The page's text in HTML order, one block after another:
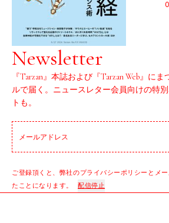
Newsletter
『Tarzan』本誌および『Tarzan Web』に
ルで届く。ニュースレター会員向けの特
トも。
ご登録頂くと、弊社のプライバシーポリシーとメ
たことになります。
配信停止